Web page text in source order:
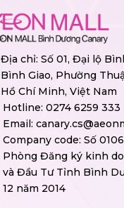
Địa chỉ: Số 01, Đại lộ
Bình Giao, Phường
Hồ Chí Minh, Việt Nam
Hotline: 0274 6259 333
Email:
Company code: Số
Phòng Đăng ký kinh
và Đầu Tư Tỉnh Bình
12 năm 2014